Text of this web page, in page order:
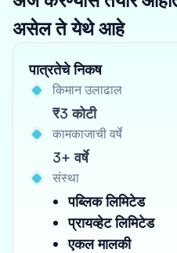
असेल ते येथे आहे
पात्रतेचे निकष
किमान उलाढाल
₹3 कोटी
कामकाजाची वर्षे
3+ वर्षे
संस्था
पब्लिक लिमिटेड
प्रायव्हेट लिमिटेड
एकल मालकी